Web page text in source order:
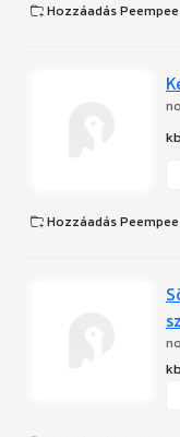
Hozzáadás
Hozzáadás